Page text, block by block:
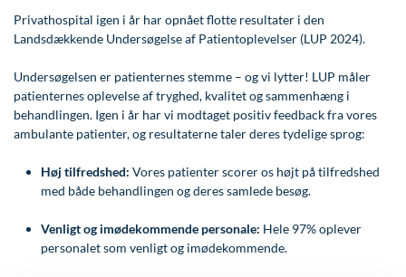
Lunge-astma-allergi
Menopause- og hormonterapi
Neurologi (hjerne-nervesygdomme)
Plastikkirurgi (rekonstruktiv)
Reumatologi (gigtsygdomme)
Svedproblemer
Ar og strækmærker
Hårtab
Aldersprægede håndrygge
Intim konturering/foryngelse
Mandlig genitalområde - forskønnelse
Kosmetisk Plastikkirurgi
Plasmaprodukter i æstetisk, kosmetisk og anti-
Prisliste
Skriv dig op
Udskrivelse
Kontakt os & Find vej
Nyttige links
Parkering og opladning på AROS Privathospital
Rygepolitik
Samarbejde mellem specialer
Sengestuer
Vores mål
Privathospital igen i år har opnået flotte resultater i den
Landsdækkende Undersøgelse af Patientoplevelser (LUP 2024).
Undersøgelsen er patienternes stemme – og vi lytter! LUP måler
patienternes oplevelse af tryghed, kvalitet og sammenhæng i
behandlingen. Igen i år har vi modtaget positiv feedback fra vores
ambulante patienter, og resultaterne taler deres tydelige sprog:
Høj tilfredshed: Vores patienter scorer os højt på tilfredshed
med både behandlingen og deres samlede besøg.
Venligt og imødekommende personale: Hele 97% oplever
personalet som venligt og imødekommende.